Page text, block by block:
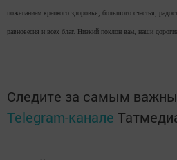
пожеланием крепкого здоровья, большого счастья,
равновесия и всех благ. Низкий поклон вам, наши
Следите за самым
Telegram-канале